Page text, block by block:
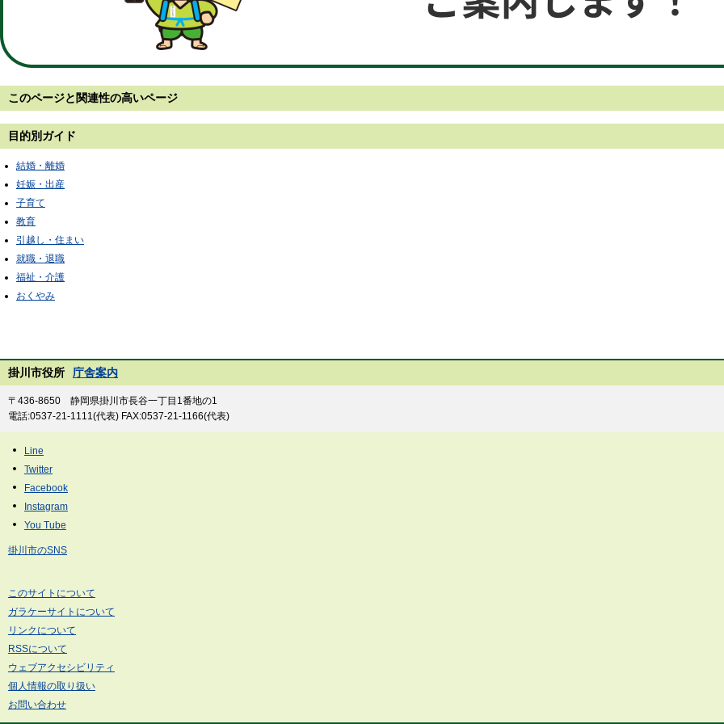
このページと 関連性の高いページ
目的別ガイド
結婚・離婚
妊娠・出産
子育て
教育
引越し・住まい
就職・退職
福祉・介護
おくやみ
掛川市役所 庁舎案内
〒436-8650 静岡県掛川市長谷一丁目1番地の1
電話:0537-21-1111(代表) FAX:0537-21-1166(代表)
掛川市のSNS
このサイトについて
ガラケーサイトについて
リンクについて
RSSについて
ウェブアクセシビリティ
個人情報の取り扱い
お問い合わせ